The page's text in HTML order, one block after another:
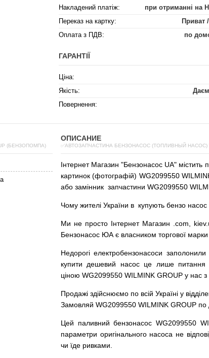
Накладений платіж:
при отриманні на
Переказ на картку:
Приват
Оплата з ПДВ:
по
ГАРАНТІЇ
Ціна:
Якість:
Повернення:
(БЕНЗОПОМПА)
ОПИСАНИЕ
✅АВТОЗАПЧАСТИНА БЕНЗОНАСОС (ТОПЛИВНЫЙ НАСОС)
Інтернет Магазин "Бензонасос UA" містить
картинок (фотографій) WG2099550
або замінник запчастини WG2099550
Чому жителі України в купують бензо насос
Ми не просто Інтернет Магазин .com
Бензонасос ЮА є власником торгової марки
Недорогі електробензонасоси заполонили
купити
дешевий насос це лише питання
ціною WG2099550 WILMINK GROUP у нас з
Продажі здійснюємо по всій Україні у
Замовляй WG2099550 WILMINK GROUP по
Цей паливний бензонасос WG2099550
параметри оригінального насоса не
чи їде ривками